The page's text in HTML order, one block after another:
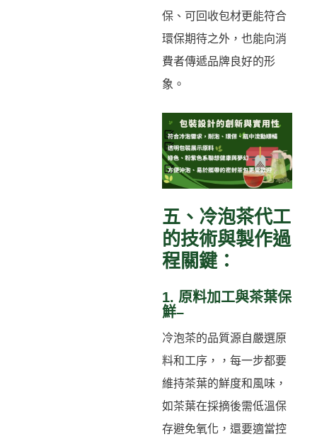
保、可回收包材更能符合
環保期待之外，也能向消
費者傳遞品牌良好的形
象。
五、冷泡茶代工
的技術與製作過
程關鍵：
1. 原料加工與茶葉保
鮮–
冷泡茶的品質源自嚴選原
料和工序，，每一步都要
維持茶葉的鮮度和風味，
如茶葉在採摘後需低溫保
存避免氧化，還要適當控